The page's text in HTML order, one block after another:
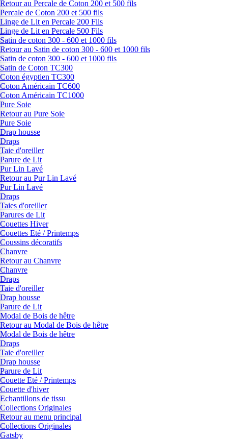
Retour au Percale de Coton 200 et 500 fils
Percale de Coton 200 et 500 fils
Linge de Lit en Percale 200 Fils
Linge de Lit en Percale 500 Fils
Satin de coton 300 - 600 et 1000 fils
Retour au Satin de coton 300 - 600 et 1000 fils
Satin de coton 300 - 600 et 1000 fils
Satin de Coton TC300
Coton égyptien TC300
Coton Américain TC600
Coton Américain TC1000
Pure Soie
Retour au Pure Soie
Pure Soie
Drap housse
Draps
Taie d'oreiller
Parure de Lit
Pur Lin Lavé
Retour au Pur Lin Lavé
Pur Lin Lavé
Draps
Taies d'oreiller
Parures de Lit
Couettes Hiver
Couettes Eté / Printemps
Coussins décoratifs
Chanvre
Retour au Chanvre
Chanvre
Draps
Taie d'oreiller
Drap housse
Parure de Lit
Modal de Bois de hêtre
Retour au Modal de Bois de hêtre
Modal de Bois de hêtre
Draps
Taie d'oreiller
Drap housse
Parure de Lit
Couette Eté / Printemps
Couette d'hiver
Echantillons de tissu
Collections Originales
Retour au menu principal
Collections Originales
Gatsby